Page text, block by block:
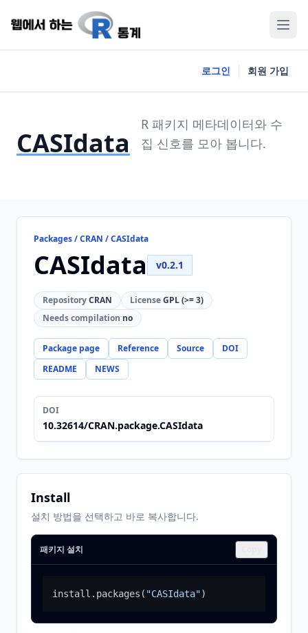
로그인 회원 가입
CASIdata
R 패키지 메타데이터와 수
집 신호를 모아 봅니다.
Packages / CRAN / CASIdata
CASIdata v0.2.1
RepositoryCRAN LicenseGPL (>= 3)
Needs compilation no
Package page Reference Source
DOI
README
NEWS
DOI
10.32614/CRAN.package.CASIdata
Install
설치 방법을 선택하고 바로 복사합니다.
패키지 설치
install.packages ( "CASIdata")